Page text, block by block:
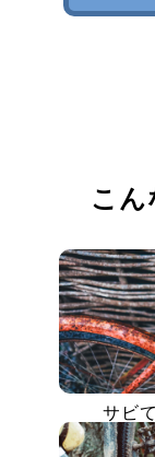
こん
サビ